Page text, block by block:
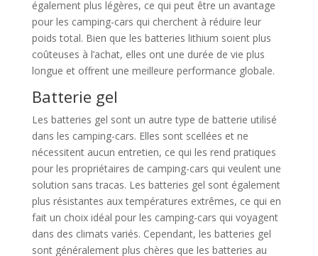
également plus légères, ce qui peut être un avantage
pour les camping-cars qui cherchent à réduire leur
poids total. Bien que les batteries lithium soient plus
coûteuses à l’achat, elles ont une durée de vie plus
longue et offrent une meilleure performance globale.
Batterie gel
Les batteries gel sont un autre type de batterie utilisé
dans les camping-cars. Elles sont scellées et ne
nécessitent aucun entretien, ce qui les rend pratiques
pour les propriétaires de camping-cars qui veulent une
solution sans tracas. Les batteries gel sont également
plus résistantes aux températures extrêmes, ce qui en
fait un choix idéal pour les camping-cars qui voyagent
dans des climats variés. Cependant, les batteries gel
sont généralement plus chères que les batteries au